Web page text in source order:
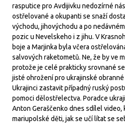
rasputice pro Avdijivku nedozírné
ostřelované a okupanti se snaží
východu, jihovýchodu a po
pozic u Nevelskeho i z jihu. V
boje a Marjinka byla včera
salvových raketometů. Ne, že by ve
protože je celé prakticky srovnané
jisté ohrožení pro ukrajinské
Ukrajinci zastavit případný ruský
pomoci dělostřelectva. Poradce
Anton Geraščenko dnes sdílel video,
mariupolské děti, jak se učí lítat se